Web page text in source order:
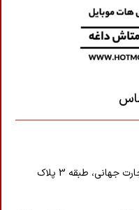
دفتر مرکزی: تهران، پاساژ تجارت جهانی، طبقه 3 پلاک